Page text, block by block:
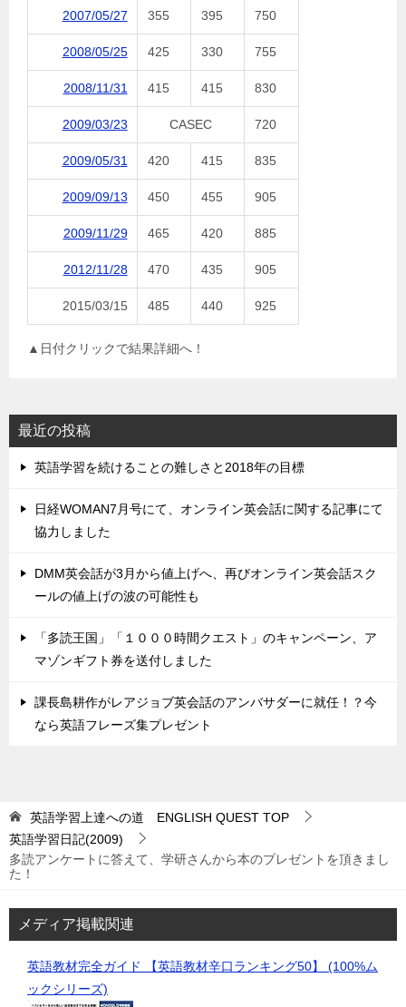
2007/05/27 355 395 750
2008/05/25 425 330 755
2008/11/31 415 415 830
2009/03/23 CASEC 720
2009/05/31 420 415 835
2009/09/13 450 455 905
2009/11/29 465 420 885
2012/11/28 470 435 905
2015/03/15 485 440 925
▲日付クリックで結果詳細へ！
最近の投稿
英語学習を続けることの難しさと2018年の目標
日経WOMAN7月号にて、オンライン英会話に関する記事にて
協力しました
DMM英会話が3月から値上げへ、再びオンライン英会話スク
ールの値上げの波の可能性も
「多読王国」「１０００時間クエスト」のキャンペーン、ア
マゾンギフト券を送付しました
課長島耕作がレアジョブ英会話のアンバサダーに就任！？今
なら英語フレーズ集プレゼント
英語学習上達への道 ENGLISH QUEST TOP
英語学習日記(2009)
多読アンケートに答えて、学研さんから本のプレゼントを頂きまし
た！
メディア掲載関連
英語教材完全ガイド 【英語教材辛口ランキング50】 (100%ム
ックシリーズ)